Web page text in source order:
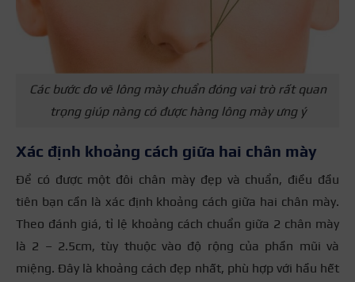
Các bước đo vẽ lông mày chuẩn đóng vai trò rất quan
trọng giúp nàng có được hàng lông mày ưng ý
Xác định khoảng cách giữa hai chân mày
Để có được một đôi chân mày đẹp và chuẩn, điều đầu
tiên bạn cần là xác định khoảng cách giữa hai chân mày.
Theo đánh giá, tỉ lệ khoảng cách chuẩn giữa 2 chân mày
là 2 – 2.5cm, tùy thuộc vào độ rộng của phần mũi và
miệng. Đây là khoảng cách đẹp nhất, phù hợp với hầu hết